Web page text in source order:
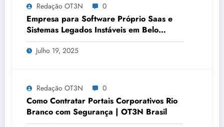
Redação OT3N 0
Empresa para Software Próprio Saas e
Sistemas Legados Instáveis em Belo
Horizonte | OT3N Brasil – Guia 3449
Julho 19, 2025
Redação OT3N 0
Como Contratar Portais Corporativos Rio
Branco com Segurança | OT3N Brasil